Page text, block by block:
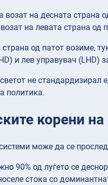
возат на десната страна
на левата страна од
од патот возиме,
и лев управувач (LHD)
не стандардизирал
политика.
корени на
може да се
90% од луѓето се
стока со